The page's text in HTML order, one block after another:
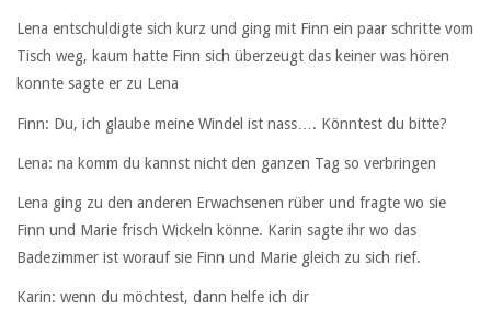
Lena entschuldigte sich kurz und ging mit Finn ein paar schritte vom
Tisch weg, kaum hatte Finn sich überzeugt das keiner was hören
konnte sagte er zu Lena
Finn: Du, ich glaube meine Windel ist nass…. Könntest du bitte?
Lena: na komm du kannst nicht den ganzen Tag so verbringen
Lena ging zu den anderen Erwachsenen rüber und fragte wo sie
Finn und Marie frisch Wickeln könne. Karin sagte ihr wo das
Badezimmer ist worauf sie Finn und Marie gleich zu sich rief.
Karin: wenn du möchtest, dann helfe ich dir